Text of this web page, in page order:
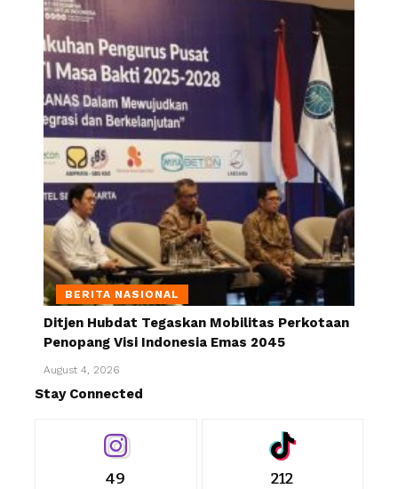
BERITA NASIONAL
Ditjen Hubdat Tegaskan Mobilitas Perkotaan
Penopang Visi Indonesia Emas 2045
August 4, 2026
Stay Connected
49 212